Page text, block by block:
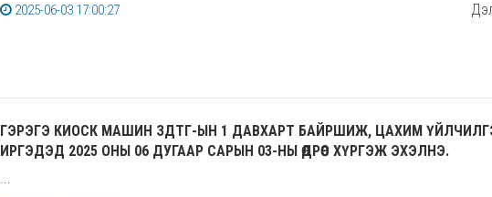
2025-06-03 17:00:27
ГЭРЭГЭ КИОСК МАШИН ЗДТГ-ЫН 1 ДАВХАРТ БАЙРШИЖ, ЦАХИМ
ИРГЭДЭД 2025 ОНЫ 06 ДУГААР САРЫН 03-НЫ ӨДРӨӨС ХҮРГЭЖ ЭХЭЛНЭ.